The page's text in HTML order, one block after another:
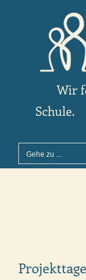
Wir
Schule.
Gehe zu ...